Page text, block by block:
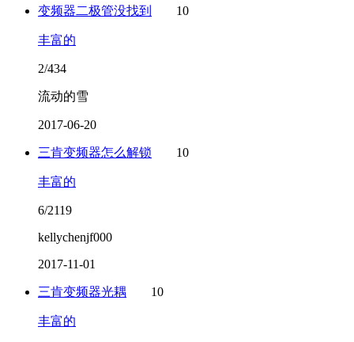
变频器二极管没找到 10
丰富的
2/434
流动的雪
2017-06-20
三肯变频器怎么解锁 10
丰富的
6/2119
kellychenjf000
2017-11-01
三肯变频器光耦 10
丰富的